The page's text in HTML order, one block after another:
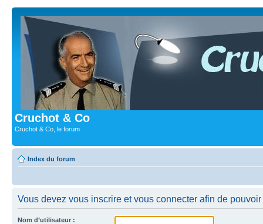
Cruchot & Co
Cruchot & Co, le forum
Index du forum
Vous devez vous inscrire et vous connecter afin de
Nom d’utilisateur :